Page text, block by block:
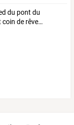
du pont du
coin de rêve…